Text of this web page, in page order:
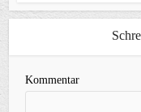
Kommentar